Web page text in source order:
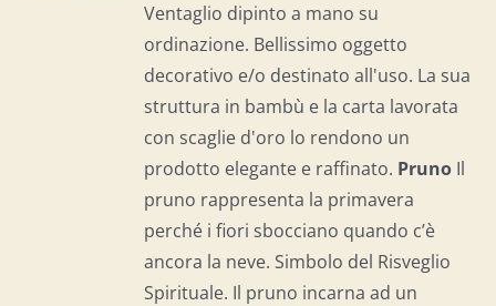
Ventaglio dipinto a mano su
ordinazione. Bellissimo oggetto
decorativo e/o destinato all'uso. La sua
struttura in bambù e la carta lavorata
con scaglie d'oro lo rendono un
prodotto elegante e raffinato. Pruno Il
pruno rappresenta la primavera
perché i fiori sbocciano quando c’è
ancora la neve. Simbolo del Risveglio
Spirituale. Il pruno incarna ad un